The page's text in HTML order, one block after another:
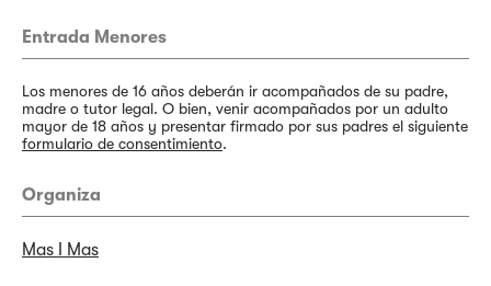
Entrada Menores
Los menores de 16 años deberán ir acompañados de su padre,
madre o tutor legal. O bien, venir acompañados por un adulto
mayor de 18 años y presentar firmado por sus padres el siguiente
formulario de consentimiento.
Organiza
Mas I Mas